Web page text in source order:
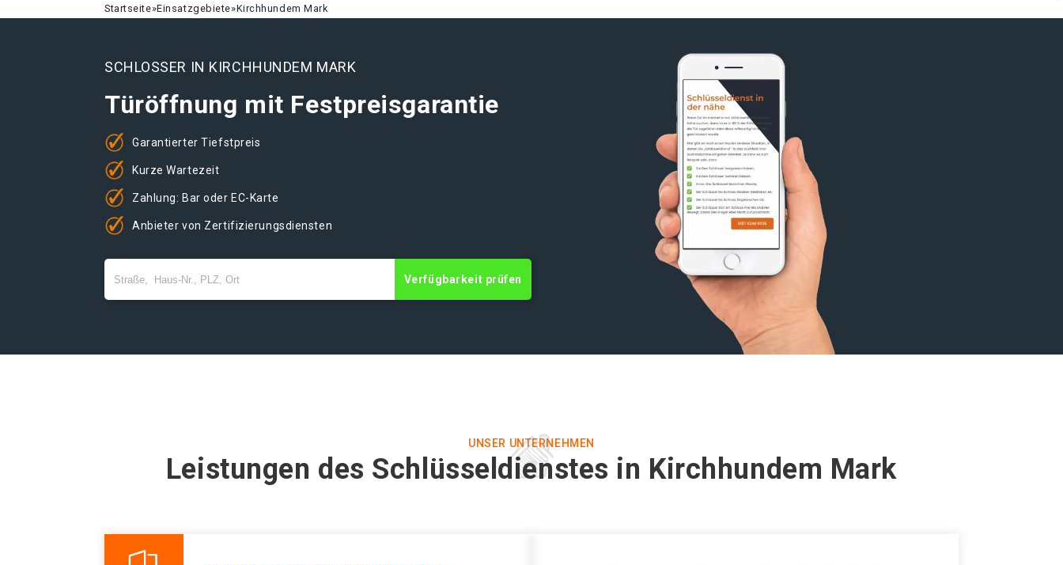
Startseite»Einsatzgebiete»Kirchhundem Mark
SCHLOSSER IN KIRCHHUNDEM MARK
Türöffnung mit Festpreisgarantie
Garantierter Tiefstpreis
Kurze Wartezeit
Zahlung: Bar oder EC-Karte
Anbieter von Zertifizierungsdiensten
Verfügbarkeit prüfen
UNSER UNTERNEHMEN
Leistungen des Schlüsseldienstes in Kirchhundem Mark